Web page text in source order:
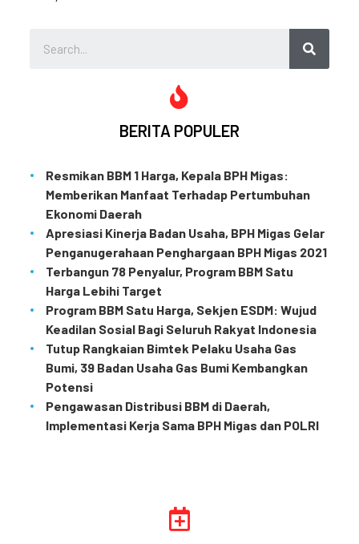
BERITA POPULER
Resmikan BBM 1 Harga, Kepala BPH Migas:
Memberikan Manfaat Terhadap Pertumbuhan
Ekonomi Daerah
Apresiasi Kinerja Badan Usaha, BPH Migas Gelar
Penganugerahaan Penghargaan BPH Migas 2021
Terbangun 78 Penyalur, Program BBM Satu
Harga Lebihi Target
Program BBM Satu Harga, Sekjen ESDM: Wujud
Keadilan Sosial Bagi Seluruh Rakyat Indonesia
Tutup Rangkaian Bimtek Pelaku Usaha Gas
Bumi, 39 Badan Usaha Gas Bumi Kembangkan
Potensi
Pengawasan Distribusi BBM di Daerah,
Implementasi Kerja Sama BPH Migas dan POLRI